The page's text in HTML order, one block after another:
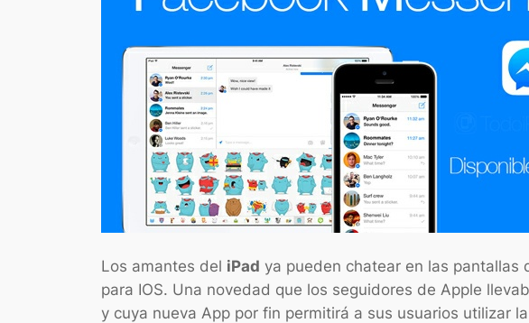
Los amantes del iPad ya pueden chatear en las pantallas
para IOS. Una novedad que los seguidores de Apple
y cuya nueva App por fin permitirá a sus usuarios utilizar